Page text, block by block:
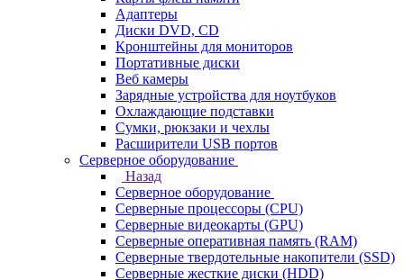
Адаптеры
Диски DVD, CD
Кронштейны для мониторов
Портативные диски
Веб камеры
Зарядные устройства для ноутбуков
Охлаждающие подставки
Сумки, рюкзаки и чехлы
Расширители USB портов
Серверное оборудование
Назад
Серверное оборудование
Серверные процессоры (CPU)
Серверные видеокарты (GPU)
Серверные оперативная память (RAM)
Серверные твердотельные накопители (SSD)
Серверные жесткие диски (HDD)